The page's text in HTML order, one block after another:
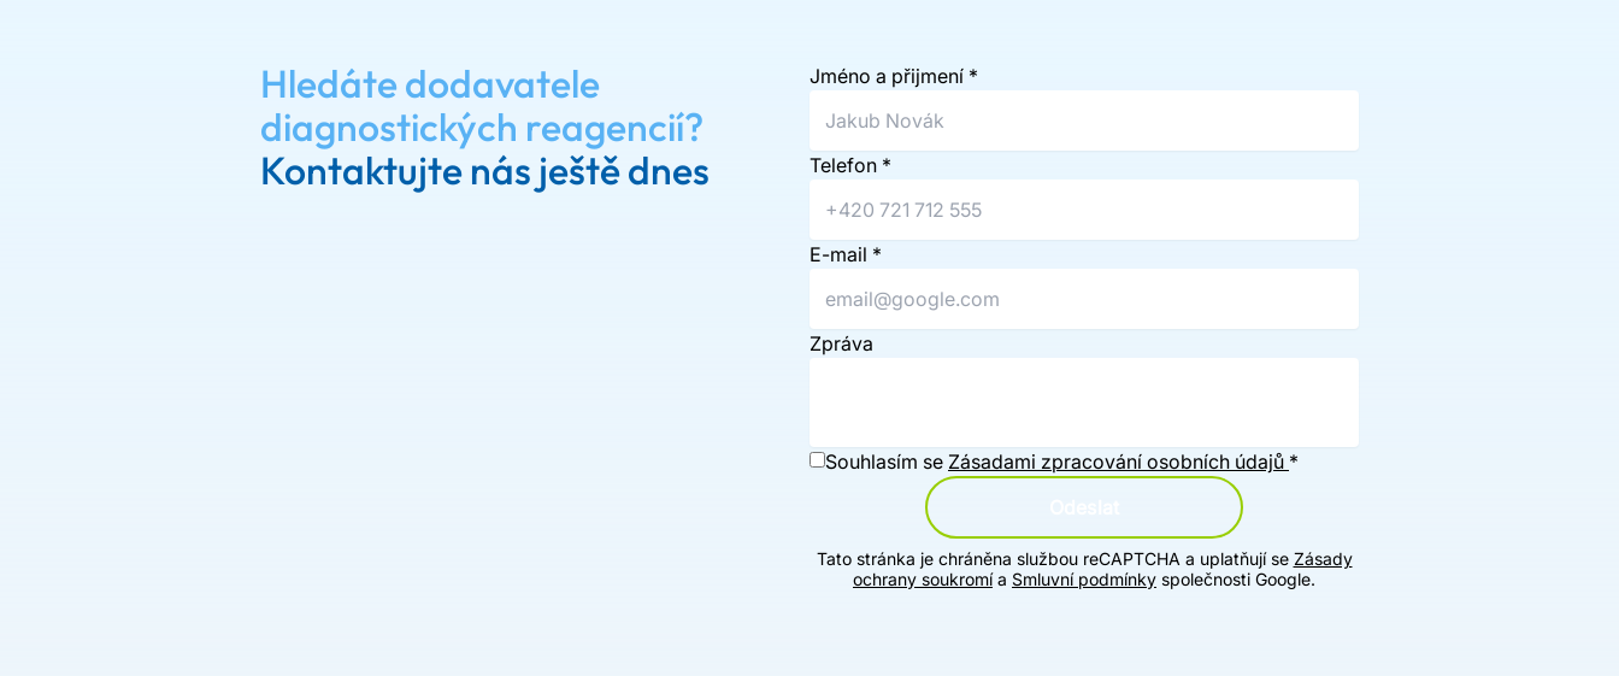
Hledáte dodavatele
diagnostických reagencií?
Kontaktujte nás ještě dnes
Jméno a přijmení *
Telefon *
E-mail *
Zpráva
Souhlasím se Zásadami zpracování osobních údajů *
Tato stránka je chráněna službou reCAPTCHA a uplatňují se Zásady
ochrany soukromía Smluvní podmínky společnosti Google.